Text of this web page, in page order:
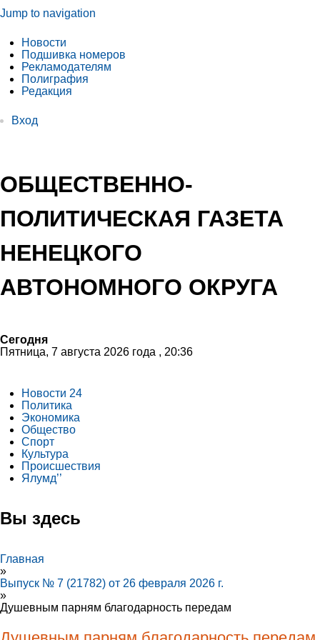
Jump to navigation
Новости
Подшивка номеров
Рекламодателям
Полиграфия
Редакция
Вход
ОБЩЕСТВЕННО-
ПОЛИТИЧЕСКАЯ ГАЗЕТА
НЕНЕЦКОГО
АВТОНОМНОГО ОКРУГА
Сегодня
Пятница, 7 августа 2026 года , 20:36
Новости 24
Политика
Экономика
Общество
Спорт
Культура
Происшествия
Ялумд’’
Вы здесь
Главная
»
Выпуск № 7 (21782) от 26 февраля 2026 г.
»
Душевным парням благодарность передам